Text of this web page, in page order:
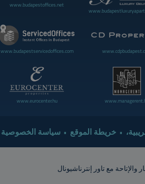
www.budapestoffices.net
www.budapestservicedoffices.com
www.eurocenter.hu
خريطة الموقع سياسة الخصوصية